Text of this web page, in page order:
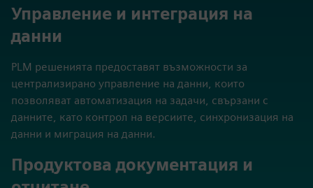
Автоматизация на
производството
PLM софтуерът включва възможности за
автоматизиране на производствените процеси, като
генериране на сметки за материали (BOM),
оптимизация на маршрутизиране и планиране на
Управление и интеграция на